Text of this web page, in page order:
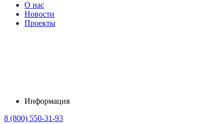
О нас
Новости
Проекты
Информация
8 (800) 550-31-93